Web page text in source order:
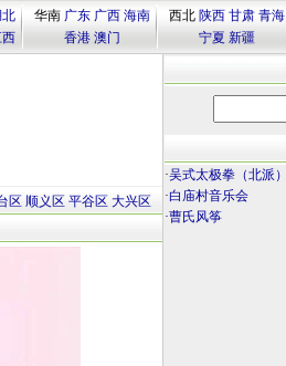
华南 广东 广西 海南
香港 澳门
西北 陕西 甘肃 青海
宁夏 新疆
区 顺义区 平谷区 大兴区
·吴式太极拳（北派）
·白庙村音乐会
·曹氏风筝